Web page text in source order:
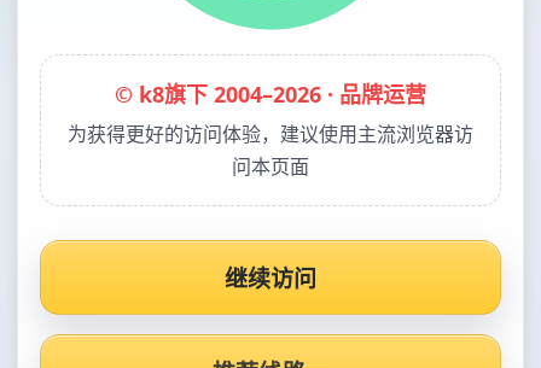
© k8旗下 2004–2026 · 品牌运营
为获得更好的访问体验，建议使用主流浏览器访
问本页面
继续访问